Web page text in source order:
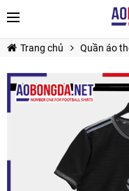
Trang chủ Quần áo